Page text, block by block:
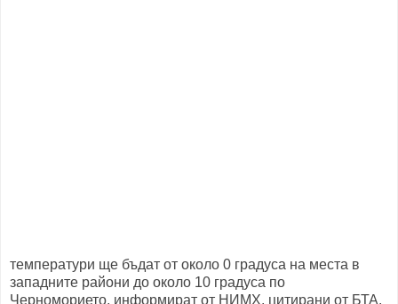
температури ще бъдат от около 0 градуса на места в
западните райони до около 10 градуса по
Черноморието, информират от НИМХ, цитирани от БТА.